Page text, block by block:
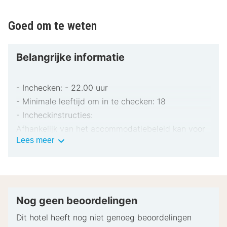
Goed om te weten
Belangrijke informatie
- Inchecken: - 22.00 uur
- Minimale leeftijd om in te checken: 18
- Incheckinstructies:
Afhankelijk van het accommodatiebeleid kan voor
extra personen een toeslag in rekening worden
verstrekken voor incidentele kosten.
beschikbaarheid bij het inchecken ingewilligd.
Lees meerBelangrijke
Nog geen beoordelingen
Dit hotel heeft nog niet genoeg beoordelingen